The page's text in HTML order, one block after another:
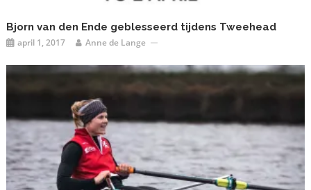
Bjorn van den Ende geblesseerd tijdens Tweehead
april 1, 2017 Anne de Lange